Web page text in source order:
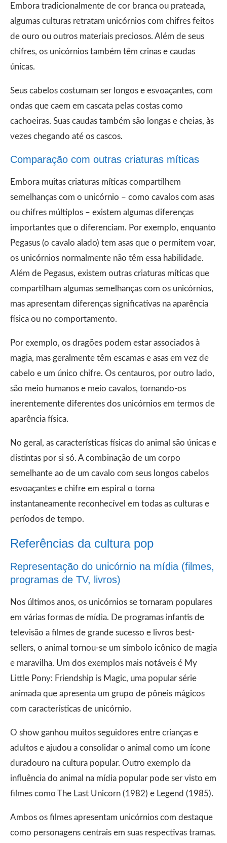
Embora tradicionalmente de cor branca ou prateada,
algumas culturas retratam unicórnios com chifres feitos
de ouro ou outros materiais preciosos. Além de seus
chifres, os unicórnios também têm crinas e caudas
únicas.
Seus cabelos costumam ser longos e esvoaçantes, com
ondas que caem em cascata pelas costas como
cachoeiras. Suas caudas também são longas e cheias, às
vezes chegando até os cascos.
Comparação com outras criaturas míticas
Embora muitas criaturas míticas compartilhem
semelhanças com o unicórnio – como cavalos com asas
ou chifres múltiplos – existem algumas diferenças
importantes que o diferenciam. Por exemplo, enquanto
Pegasus (o cavalo alado) tem asas que o permitem voar,
os unicórnios normalmente não têm essa habilidade.
Além de Pegasus, existem outras criaturas míticas que
compartilham algumas semelhanças com os unicórnios,
mas apresentam diferenças significativas na aparência
física ou no comportamento.
Por exemplo, os dragões podem estar associados à
magia, mas geralmente têm escamas e asas em vez de
cabelo e um único chifre. Os centauros, por outro lado,
são meio humanos e meio cavalos, tornando-os
inerentemente diferentes dos unicórnios em termos de
aparência física.
No geral, as características físicas do animal são únicas e
distintas por si só. A combinação de um corpo
semelhante ao de um cavalo com seus longos cabelos
esvoaçantes e chifre em espiral o torna
instantaneamente reconhecível em todas as culturas e
períodos de tempo.
Referências da cultura pop
Representação do unicórnio na mídia (filmes,
programas de TV, livros)
Nos últimos anos, os unicórnios se tornaram populares
em várias formas de mídia. De programas infantis de
televisão a filmes de grande sucesso e livros best-
sellers, o animal tornou-se um símbolo icônico de magia
e maravilha. Um dos exemplos mais notáveis é My
Little Pony: Friendship is Magic, uma popular série
animada que apresenta um grupo de pôneis mágicos
com características de unicórnio.
O show ganhou muitos seguidores entre crianças e
adultos e ajudou a consolidar o animal como um ícone
duradouro na cultura popular. Outro exemplo da
influência do animal na mídia popular pode ser visto em
filmes como The Last Unicorn (1982) e Legend (1985).
Ambos os filmes apresentam unicórnios com destaque
como personagens centrais em suas respectivas tramas.